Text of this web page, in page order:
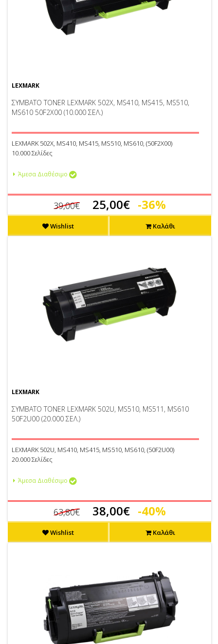
LEXMARK
ΣΥΜΒΑΤΟ TONER LEXMARK 502X, MS410, MS415, MS510,
MS610 50F2X00 (10.000 ΣΕΛ.)
LEXMARK 502X, MS410, MS415, MS510, MS610, (50F2X00)
10.000 Σελίδες
Άμεσα Διαθέσιμο
39,00€ 25,00€ -36%
Wishlist Καλάθι
LEXMARK
ΣΥΜΒΑΤΟ TONER LEXMARK 502U, MS510, MS511, MS610
50F2U00 (20.000 ΣΕΛ.)
LEXMARK 502U, MS410, MS415, MS510, MS610, (50F2U00)
20.000 Σελίδες
Άμεσα Διαθέσιμο
63,80€ 38,00€ -40%
Wishlist Καλάθι